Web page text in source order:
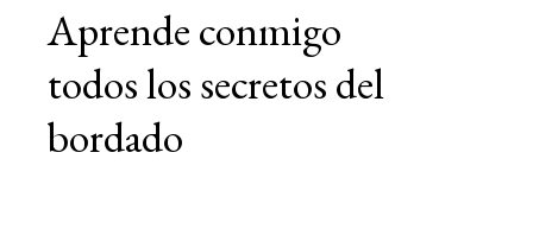
Aprende conmigo
todos los secretos del
bordado